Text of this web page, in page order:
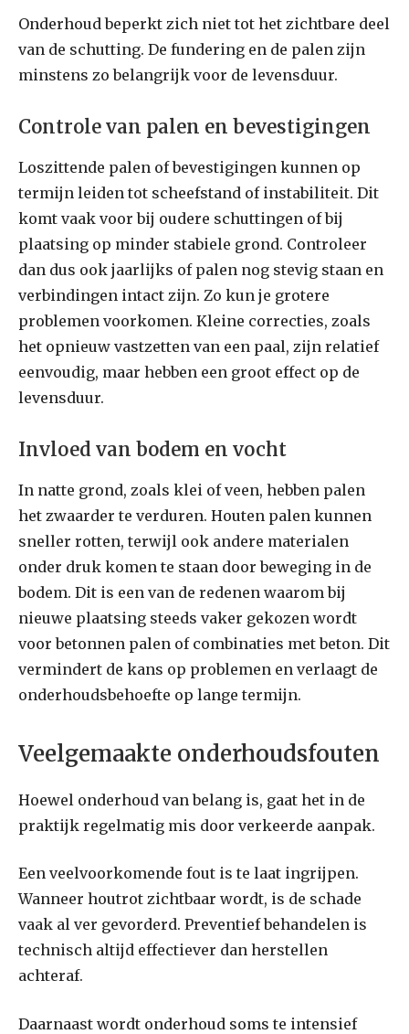
Onderhoud beperkt zich niet tot het zichtbare deel
van de schutting. De fundering en de palen zijn
minstens zo belangrijk voor de levensduur.
Controle van palen en bevestigingen
Loszittende palen of bevestigingen kunnen op
termijn leiden tot scheefstand of instabiliteit. Dit
komt vaak voor bij oudere schuttingen of bij
plaatsing op minder stabiele grond. Controleer
dan dus ook jaarlijks of palen nog stevig staan en
verbindingen intact zijn. Zo kun je grotere
problemen voorkomen. Kleine correcties, zoals
het opnieuw vastzetten van een paal, zijn relatief
eenvoudig, maar hebben een groot effect op de
levensduur.
Invloed van bodem en vocht
In natte grond, zoals klei of veen, hebben palen
het zwaarder te verduren. Houten palen kunnen
sneller rotten, terwijl ook andere materialen
onder druk komen te staan door beweging in de
bodem. Dit is een van de redenen waarom bij
nieuwe plaatsing steeds vaker gekozen wordt
voor betonnen palen of combinaties met beton. Dit
vermindert de kans op problemen en verlaagt de
onderhoudsbehoefte op lange termijn.
Veelgemaakte onderhoudsfouten
Hoewel onderhoud van belang is, gaat het in de
praktijk regelmatig mis door verkeerde aanpak.
Een veelvoorkomende fout is te laat ingrijpen.
Wanneer houtrot zichtbaar wordt, is de schade
vaak al ver gevorderd. Preventief behandelen is
technisch altijd effectiever dan herstellen
achteraf.
Daarnaast wordt onderhoud soms te intensief